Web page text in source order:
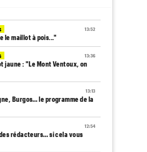
13:52
le maillot à pois..."
13:36
jaune : "Le Mont Ventoux, on
13:13
Burgos… le programme de la
12:54
rédacteurs… si cela vous